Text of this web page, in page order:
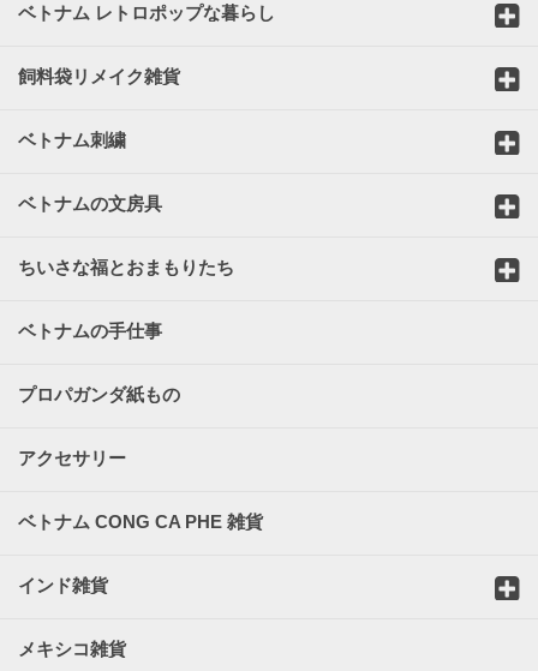
ベトナム レトロポップな暮らし
飼料袋リメイク雑貨
ベトナム刺繍
ベトナムの文房具
ちいさな福とおまもりたち
ベトナムの手仕事
プロパガンダ紙もの
アクセサリー
ベトナム CONG CA PHE 雑貨
インド雑貨
メキシコ雑貨